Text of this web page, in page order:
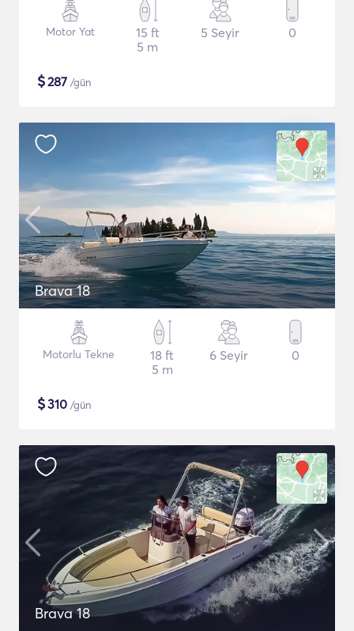
Motor Yat
15 ft
5 m
5 Seyir 0
$287 /gün
Brava 18
Motorlu Tekne
18 ft
5 m
6 Seyir 0
$310 /gün
Brava 18